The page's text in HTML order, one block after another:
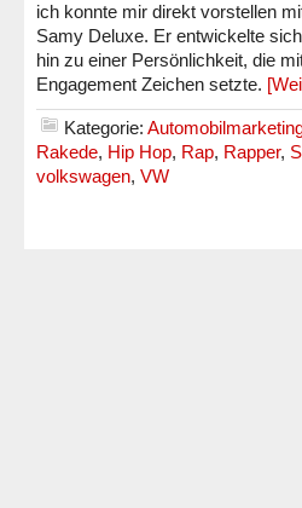
ich konnte mir direkt vorstellen
Samy Deluxe. Er entwickelte
hin zu einer Persönlichkeit, die
Engagement Zeichen setzte.
Kategorie:
Rakede, Hip Hop, Rap, Rapper,
volkswagen, VW